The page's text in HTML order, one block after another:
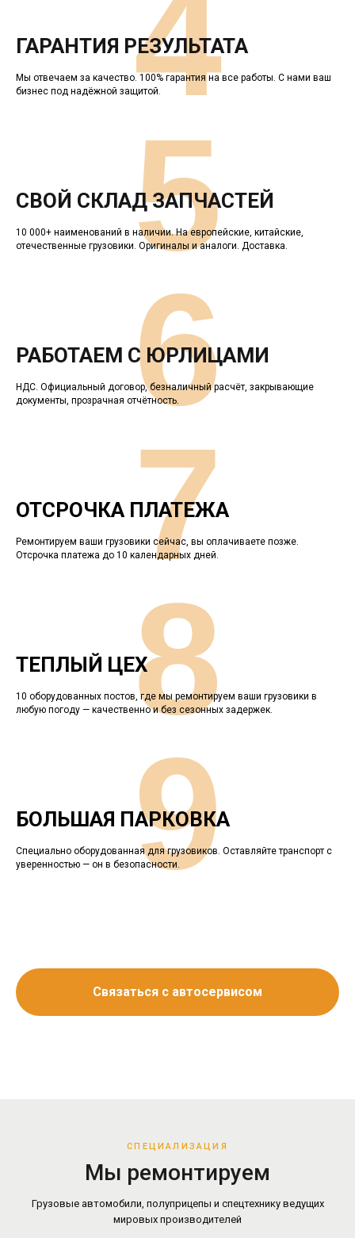
ГАРАНТИЯ РЕЗУЛЬТАТА
Мы отвечаем за качество. 100% гарантия на все работы. С нами ваш
бизнес под надёжной защитой.4
СВОЙ СКЛАД ЗАПЧАСТЕЙ
10 000+ наименований в наличии. На европейские, китайские,
отечественные грузовики. Оригиналы и аналоги. Доставка.
5
РАБОТАЕМ С ЮРЛИЦАМИ
НДС. Официальный договор, безналичный расчёт, закрывающие
документы, прозрачная отчётность.6
ОТСРОЧКА ПЛАТЕЖА
Ремонтируем ваши грузовики сейчас, вы оплачиваете позже.
Отсрочка платежа до 10 календарных дней.
7
ТЕПЛЫЙ ЦЕХ
10 оборудованных постов, где мы ремонтируем ваши грузовики в
любую погоду — качественно и без сезонных задержек.
8
БОЛЬШАЯ ПАРКОВКА
Специально оборудованная для грузовиков. Оставляйте транспорт с
уверенностью — он в безопасности.9
Связаться с автосервисом
СПЕЦИАЛИЗАЦИЯ
Мы ремонтируем
Грузовые автомобили, полуприцепы и спецтехнику ведущих
мировых производителей